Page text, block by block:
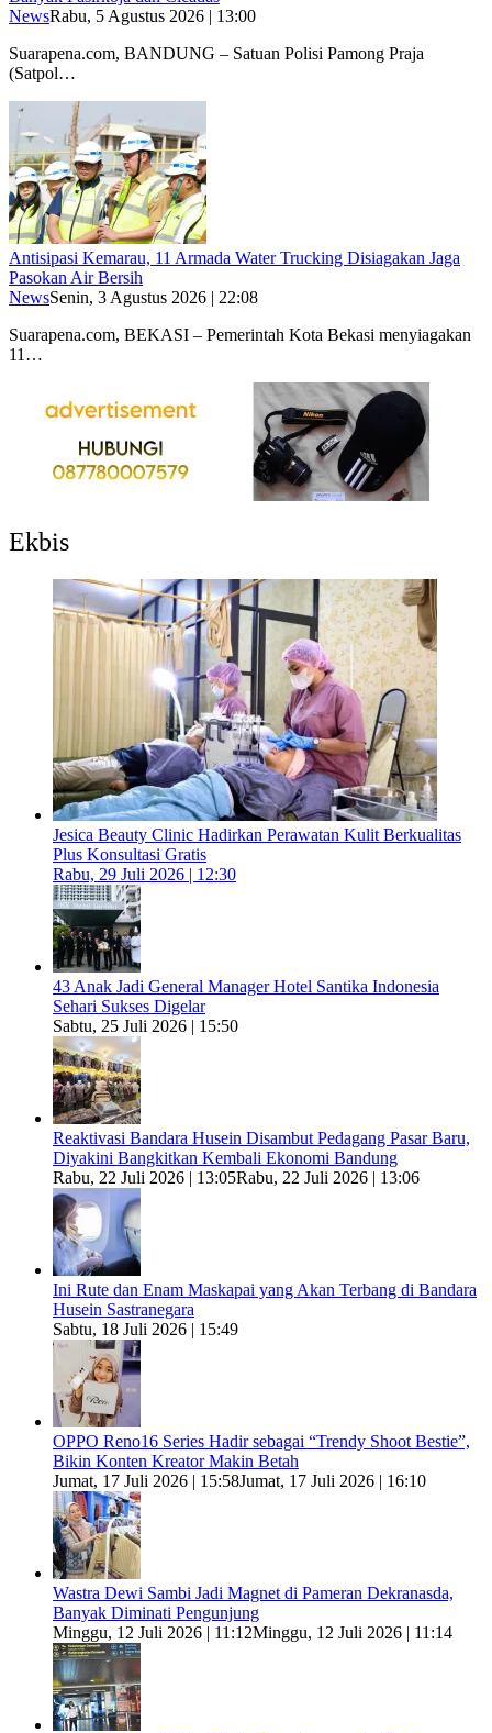
NewsRabu, 5 Agustus 2026 | 13:00
Suarapena.com, BANDUNG – Satuan Polisi Pamong Praja
(Satpol…
Antisipasi Kemarau, 11 Armada Water Trucking Disiagakan Jaga
Pasokan Air Bersih
NewsSenin, 3 Agustus 2026 | 22:08
Suarapena.com, BEKASI – Pemerintah Kota Bekasi menyiagakan
11…
Ekbis
Jesica Beauty Clinic Hadirkan Perawatan Kulit Berkualitas
Plus Konsultasi Gratis
Rabu, 29 Juli 2026 | 12:30
43 Anak Jadi General Manager Hotel Santika Indonesia
Sehari Sukses Digelar
Sabtu, 25 Juli 2026 | 15:50
Reaktivasi Bandara Husein Disambut Pedagang Pasar Baru,
Diyakini Bangkitkan Kembali Ekonomi Bandung
Rabu, 22 Juli 2026 | 13:05Rabu, 22 Juli 2026 | 13:06
Ini Rute dan Enam Maskapai yang Akan Terbang di Bandara
Husein Sastranegara
Sabtu, 18 Juli 2026 | 15:49
OPPO Reno16 Series Hadir sebagai “Trendy Shoot Bestie”,
Bikin Konten Kreator Makin Betah
Jumat, 17 Juli 2026 | 15:58Jumat, 17 Juli 2026 | 16:10
Wastra Dewi Sambi Jadi Magnet di Pameran Dekranasda,
Banyak Diminati Pengunjung
Minggu, 12 Juli 2026 | 11:12Minggu, 12 Juli 2026 | 11:14